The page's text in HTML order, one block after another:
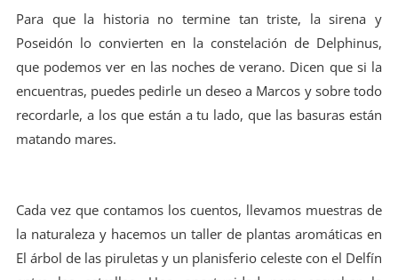
Para que la historia no termine tan triste, la sirena y
Poseidón lo convierten en la constelación de Delphinus,
que podemos ver en las noches de verano. Dicen que si la
encuentras, puedes pedirle un deseo a Marcos y sobre todo
recordarle, a los que están a tu lado, que las basuras están
matando mares.
Cada vez que contamos los cuentos, llevamos muestras de
la naturaleza y hacemos un taller de plantas aromáticas en
El árbol de las piruletas y un planisferio celeste con el Delfín